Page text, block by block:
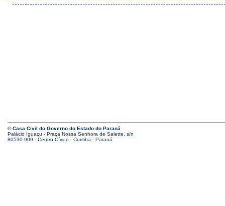
© Casa Civil do Governo do Estado do Paraná
Palácio Iguaçu - Praça Nossa Senhora de Salette, s/n
80530-909 - Centro Cívico - Curitiba - Paraná